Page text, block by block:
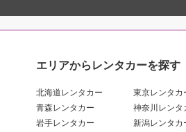
エリアからレンタカーを探す
北海道レンタカー
青森レンタカー
岩手レンタカー
東京レンタカ
神奈川レンタ
新潟レンタカ